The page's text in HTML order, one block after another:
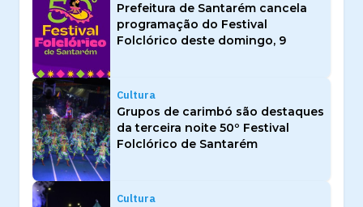
Prefeitura de Santarém cancela
programação do Festival
Folclórico deste domingo, 9
Cultura
Grupos de carimbó são destaques
da terceira noite 50º Festival
Folclórico de Santarém
Cultura